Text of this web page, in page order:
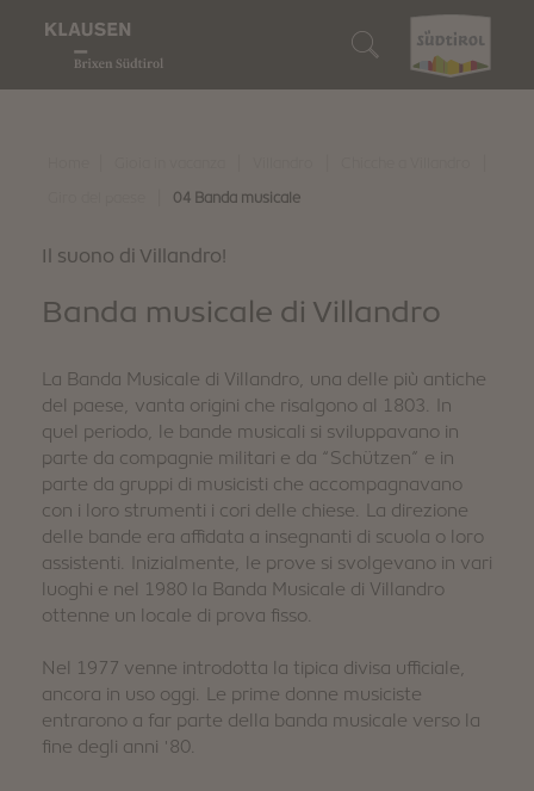
Gioia in vacanza
Chi siamo
Siamo sostenibili
Eventi di gusto
Esperienze in natura
Sci
Gioia d'inverno
INVERNO ESTATE
Scoperte
Tradizioni & usanze
Shopping e mercati
Stories
Download
Webcam & 360° Tour
Meteo
Pacchetti vacanza
04 Banda musicale
Il suono di Villandro!
Banda musicale di Villandro
La Banda Musicale di Villandro, una delle più antiche
del paese, vanta origini che risalgono al 1803. In
quel periodo, le bande musicali si sviluppavano in
parte da compagnie militari e da “Schützen” e in
parte da gruppi di musicisti che accompagnavano
con i loro strumenti i cori delle chiese. La direzione
delle bande era affidata a insegnanti di scuola o loro
assistenti. Inizialmente, le prove si svolgevano in vari
luoghi e nel 1980 la Banda Musicale di Villandro
ottenne un locale di prova fisso.
Nel 1977 venne introdotta la tipica divisa ufficiale,
ancora in uso oggi. Le prime donne musiciste
entrarono a far parte della banda musicale verso la
fine degli anni '80.